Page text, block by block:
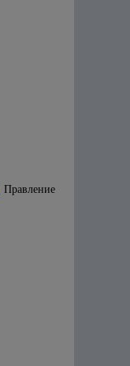
Правление